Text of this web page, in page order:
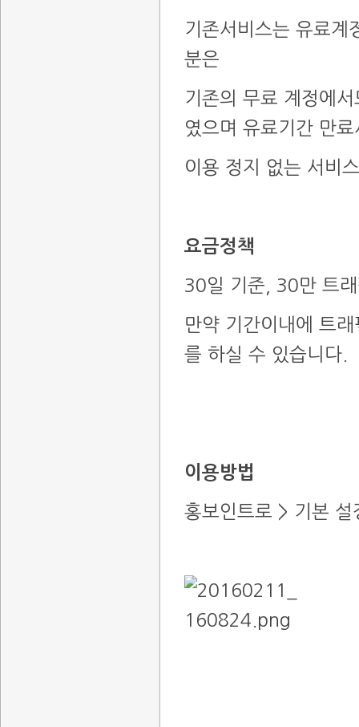
기존서비스는 유료계
분은
기존의 무료 계정에
였으며 유료기간 만
이용 정지 없는 서비
요금정책
30일 기준, 30만 트
만약 기간이내에 트
를 하실 수 있습니다.
이용방법
홍보인트로 > 기본